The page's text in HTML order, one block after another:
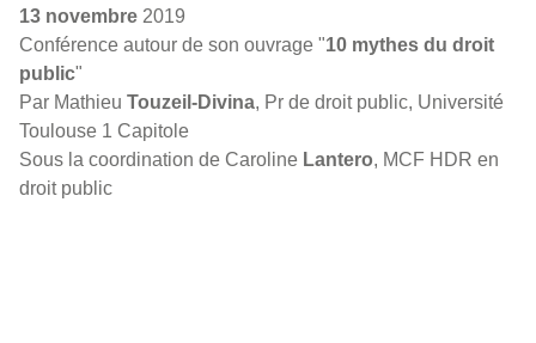
13 novembre 2019
Conférence autour de son ouvrage "10 mythes du droit
public"
Par Mathieu Touzeil-Divina, Pr de droit public, Université
Toulouse 1 Capitole
Sous la coordination de Caroline Lantero, MCF HDR en
droit public